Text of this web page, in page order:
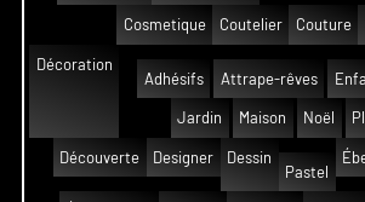
Cosmetique Coutelier Couture
Décoration
Adhésifs
Attrape-rêves
Jardin Maison Noël
Découverte Designer
Dessin
Pastel